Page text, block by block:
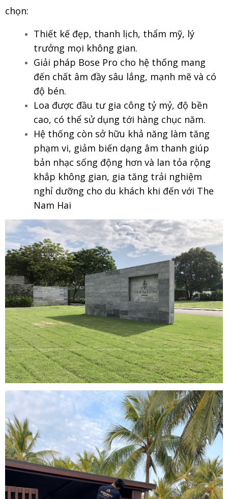
chọn:
Thiết kế đẹp, thanh lịch, thẩm mỹ, lý
trưởng mọi không gian.
Giải pháp Bose Pro cho hệ thống mang
đến chất âm đầy sâu lắng, mạnh mẽ và có
độ bén.
Loa được đầu tư gia công tỷ mỷ, độ bền
cao, có thể sử dụng tới hàng chục năm.
Hệ thống còn sở hữu khả năng làm tăng
phạm vi, giảm biến dạng âm thanh giúp
bản nhạc sống động hơn và lan tỏa rộng
khắp không gian, gia tăng trải nghiệm
nghỉ dưỡng cho du khách khi đến với The
Nam Hai